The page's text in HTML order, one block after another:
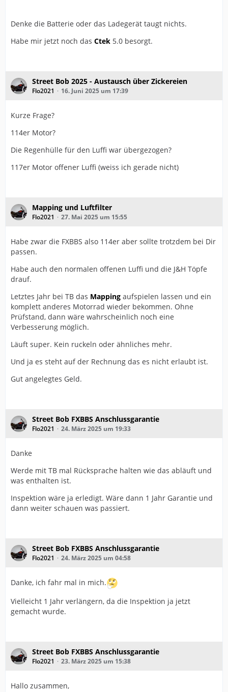
Denke die Batterie oder das Ladegerät taugt nichts.
Habe mir jetzt noch das Ctek 5.0 besorgt.
Street Bob 2025 - Austausch über Zickereien
Flo2021 16. Juni 2025 um 17:39
Kurze Frage?
114er Motor?
Die Regenhülle für den Luffi war übergezogen?
117er Motor offener Luffi (weiss ich gerade nicht)
Mapping und Luftfilter
Flo2021 27. Mai 2025 um 15:55
Habe zwar die FXBBS also 114er aber sollte trotzdem bei Dir
passen.
Habe auch den normalen offenen Luffi und die J&H Töpfe
drauf.
Letztes Jahr bei TB das Mapping aufspielen lassen und ein
komplett anderes Motorrad wieder bekommen. Ohne
Prüfstand, dann wäre wahrscheinlich noch eine
Verbesserung möglich.
Läuft super. Kein ruckeln oder ähnliches mehr.
Und ja es steht auf der Rechnung das es nicht erlaubt ist.
Gut angelegtes Geld.
Street Bob FXBBS Anschlussgarantie
Flo2021 24. März 2025 um 19:33
Danke
Werde mit TB mal Rücksprache halten wie das abläuft und
was enthalten ist.
Inspektion wäre ja erledigt. Wäre dann 1 Jahr Garantie und
dann weiter schauen was passiert.
Street Bob FXBBS Anschlussgarantie
Flo2021 24. März 2025 um 04:58
Danke, ich fahr mal in mich.
Vielleicht 1 Jahr verlängern, da die Inspektion ja jetzt
gemacht wurde.
Street Bob FXBBS Anschlussgarantie
Flo2021 23. März 2025 um 15:38
Hallo zusammen,